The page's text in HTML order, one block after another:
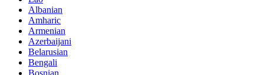
Albanian
Amharic
Armenian
Azerbaijani
Belarusian
Bengali